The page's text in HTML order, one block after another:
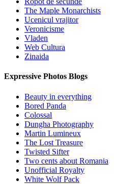
The Maple Monarchists
Ucenicul vrajitor
Veronicisme
Vladen
Web Cultura
Zinaida
Expressive Photos Blogs
Beauty in everything
Bored Panda
Colossal
Dungha Photography
Martin Lumineux
The Lost Treasure
Twisted Sifter
Two cents about Romania
Unofficial Royalty
White Wolf Pack